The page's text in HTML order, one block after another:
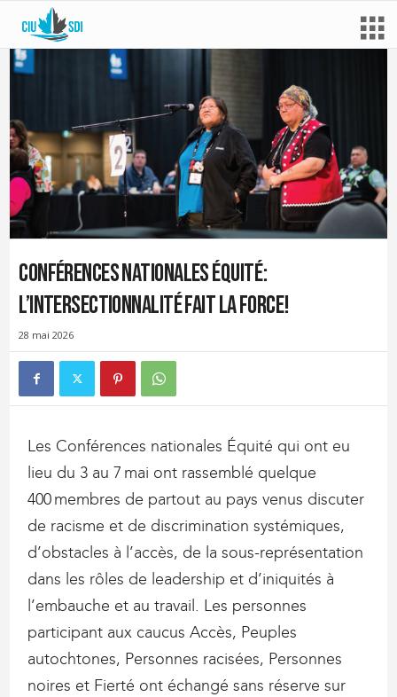
Conférences nationales Équité :
l’intersectionnalité fait la force!
28 mai 2026
Les Conférences nationales Équité qui ont eu
lieu du 3 au 7 mai ont rassemblé quelque
400 membres de partout au pays venus discuter
de racisme et de discrimination systémiques,
d’obstacles à l’accès, de la sous-représentation
dans les rôles de leadership et d’iniquités à
l’embauche et au travail. Les personnes
participant aux caucus Accès, Peuples
autochtones, Personnes racisées, Personnes
noires et Fierté ont échangé sans réserve sur